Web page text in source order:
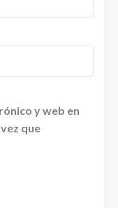
y web en
que